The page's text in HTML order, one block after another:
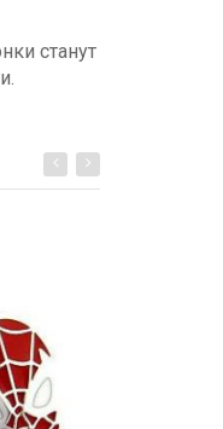
станут